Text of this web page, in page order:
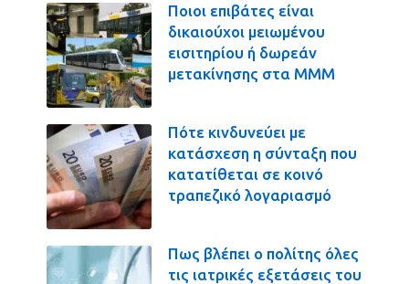
Ποιοι επιβάτες είναι
δικαιούχοι μειωμένου
εισιτηρίου ή δωρεάν
μετακίνησης στα ΜΜΜ
Πότε κινδυνεύει με
κατάσχεση η σύνταξη που
κατατίθεται σε κοινό
τραπεζικό λογαριασμό
Πως βλέπει ο πολίτης όλες
τις ιατρικές εξετάσεις του